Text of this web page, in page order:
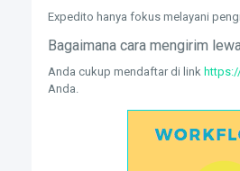
Expedito hanya fokus melayani
Bagaimana cara mengirim
Anda cukup mendaftar di link
Anda.